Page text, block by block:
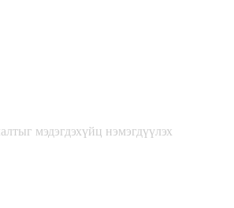
мэдэгдэхүйц нэмэгдүүлэх